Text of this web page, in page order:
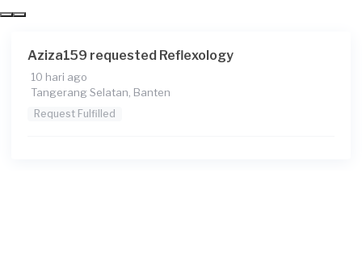
Ika Mentayani requested Reflexology
Tangerang Selatan, Banten
Aziza159 requested Reflexology
10 hari ago
Tangerang Selatan, Banten
Request Fulfilled